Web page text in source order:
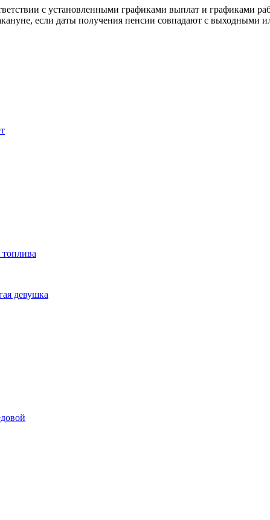
с установленными графиками выплат и графиками
если даты получения пенсии совпадают с выходными
девушка